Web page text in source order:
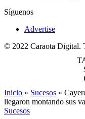
Síguenos
Advertise
© 2022 Caraota Digital.
Inicio » Sucesos »
llegaron montando sus
Sucesos